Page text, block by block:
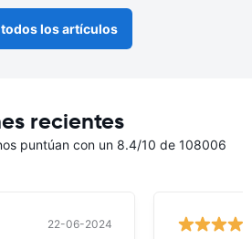
todos los artículos
recientes
puntúan con un 8.4/10 de 108006
22-06-2024